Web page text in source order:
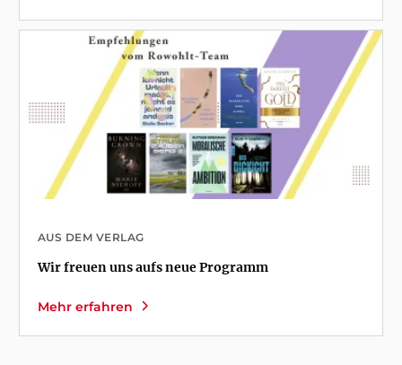
AUS DEM VERLAG
Wir freuen uns aufs neue Programm
Mehr erfahren